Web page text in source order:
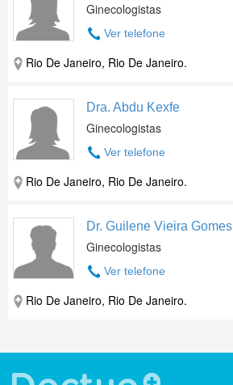
Ginecologistas
Ver telefone
Rio De Janeiro, Rio De Janeiro.
Dra. Abdu Kexfe
Ginecologistas
Ver telefone
Rio De Janeiro, Rio De Janeiro.
Dr. Guilene Vieira Gomes
Ginecologistas
Ver telefone
Rio De Janeiro, Rio De Janeiro.